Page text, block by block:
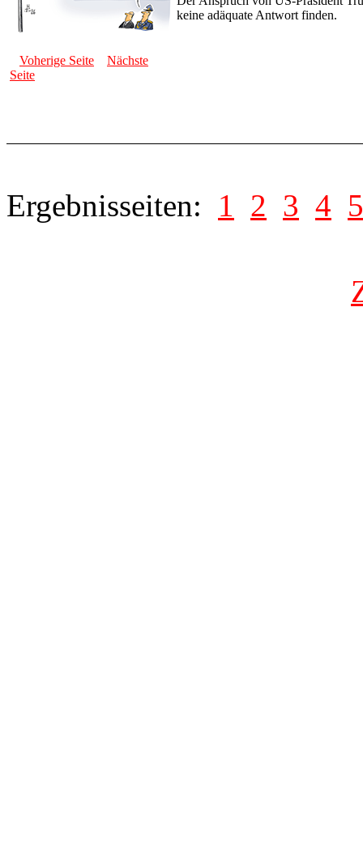
keine adäquate Antwort finden.
Voherige Seite
Nächste
Seite
Ergebnisseiten: 1 2 3 4 5